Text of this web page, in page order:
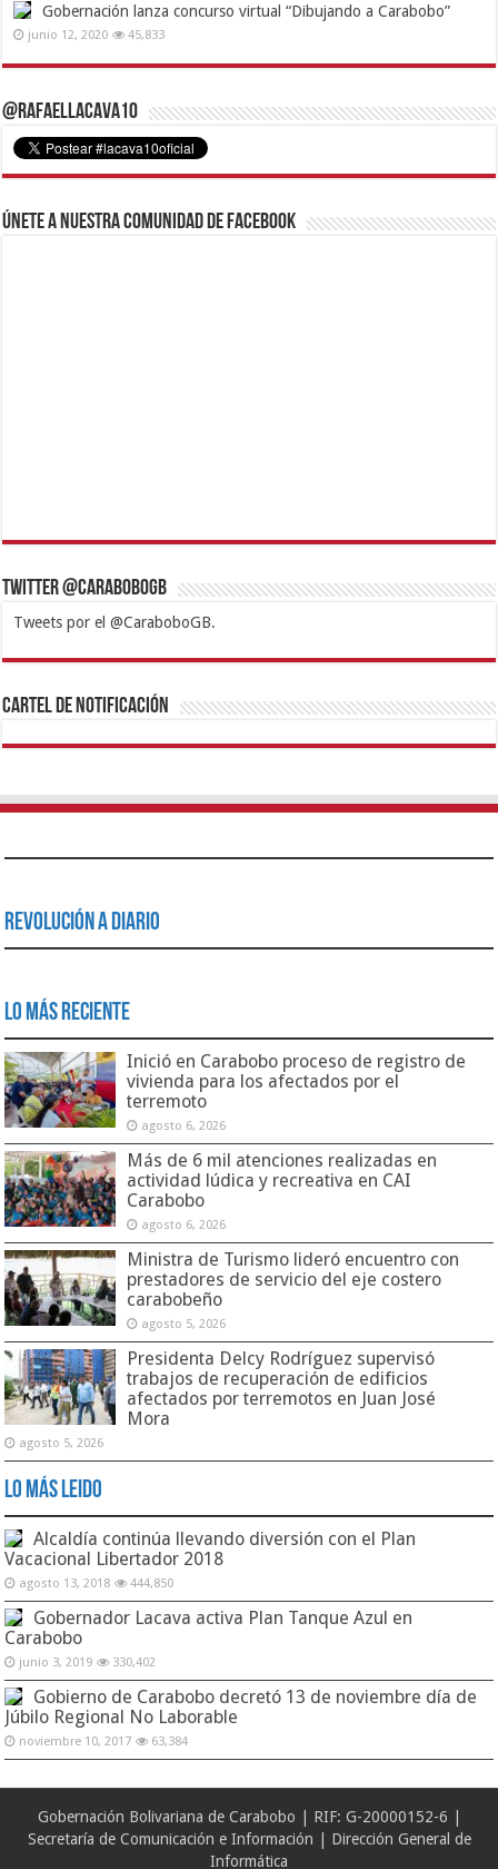
Gobernación lanza concurso virtual “Dibujando a Carabobo”
junio 12, 2020 45,833
@RafaelLacava10
Únete a nuestra comunidad de Facebook
Twitter @CaraboboGB
Tweets por el @CaraboboGB.
1xbetBetturkeyBetistKralbetSupertotobetTipobetMatadorbetMariobet
https://mvbcasino.com/
Cartel de Notificación
Revolución a Diario
Lo Más Reciente
Inició en Carabobo proceso de registro de
vivienda para los afectados por el
terremoto
agosto 6, 2026
Más de 6 mil atenciones realizadas en
actividad lúdica y recreativa en CAI
Carabobo
agosto 6, 2026
Ministra de Turismo lideró encuentro con
prestadores de servicio del eje costero
carabobeño
agosto 5, 2026
Presidenta Delcy Rodríguez supervisó
trabajos de recuperación de edificios
afectados por terremotos en Juan José
Mora
agosto 5, 2026
Lo Más Leido
Alcaldía continúa llevando diversión con el Plan
Vacacional Libertador 2018
agosto 13, 2018 444,850
Gobernador Lacava activa Plan Tanque Azul en
Carabobo
junio 3, 2019 330,402
Gobierno de Carabobo decretó 13 de noviembre día de
Júbilo Regional No Laborable
noviembre 10, 2017 63,384
Gobernación Bolivariana de Carabobo | RIF: G-20000152-6 |
Secretaría de Comunicación e Información | Dirección General de
Informática